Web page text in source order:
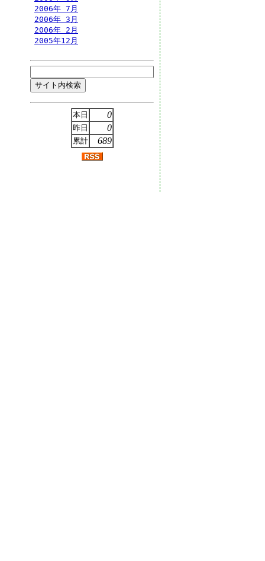
2006年 7月
2006年 3月
2006年 2月
2005年12月
本日 0
昨日 0
累計 689